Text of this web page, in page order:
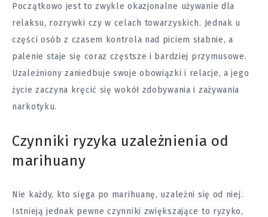
Początkowo jest to zwykle okazjonalne używanie dla
relaksu, rozrywki czy w celach towarzyskich. Jednak u
części osób z czasem kontrola nad piciem słabnie, a
palenie staje się coraz częstsze i bardziej przymusowe.
Uzależniony zaniedbuje swoje obowiązki i relacje, a jego
życie zaczyna kręcić się wokół zdobywania i zażywania
narkotyku.
Czynniki ryzyka uzależnienia od
marihuany
Nie każdy, kto sięga po marihuanę, uzależni się od niej.
Istnieją jednak pewne czynniki zwiększające to ryzyko,